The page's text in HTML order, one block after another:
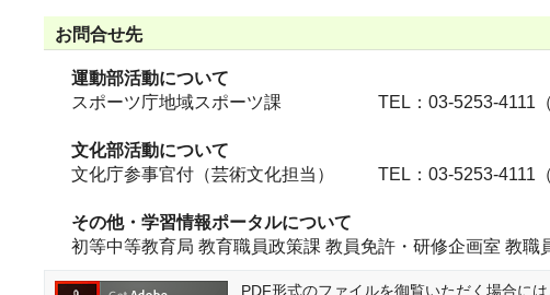
お問合せ先
運動部活動について
スポーツ庁地域スポーツ課 TEL：03-5253-4111（
文化部活動について
文化庁参事官付（芸術文化担当） TEL：03-5253-4111（
その他・学習情報ポータルについて
初等中等教育局 教育職員政策課 教員免許・研修企画室 教職
PDF形式のファイルを御覧いただく場合に